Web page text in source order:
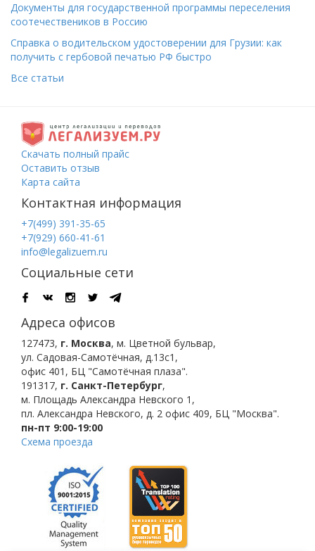
Документы для государственной программы переселения
соотечествеников в Россию
Справка о водительском удостоверении для Грузии: как
получить с гербовой печатью РФ быстро
Все статьи
Скачать полный прайс
Оставить отзыв
Карта сайта
Контактная информация
+7(499) 391-35-65
+7(929) 660-41-61
info@legalizuem.ru
Социальные сети
Адреса офисов
127473, г. Москва, м. Цветной бульвар,
ул. Садовая-Самотёчная, д.13с1,
офис 401, БЦ "Самотёчная плаза".
191317, г. Санкт-Петербург,
м. Площадь Александра Невского 1 ,
пл. Александра Невского, д. 2 офис 409, БЦ "Москва".
пн-пт 9:00-19:00
Схема проезда